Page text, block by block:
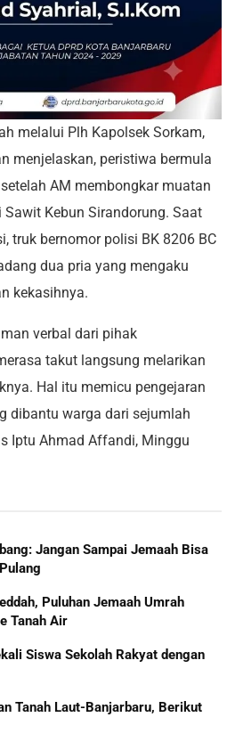
melalui Plh Kapolsek Sorkam,
menjelaskan, peristiwa bermula
AM membongkar muatan
Kebun Sirandorung. Saat
truk bernomor polisi BK 8206 BC
dua pria yang mengaku
kekasihnya.
verbal dari pihak
takut langsung melarikan
Hal itu memicu pengejaran
dibantu warga dari sejumlah
Iptu Ahmad Affandi, Minggu
Jangan Sampai Jemaah Bisa
Puluhan Jemaah Umrah
Tanah Air
Siswa Sekolah Rakyat dengan
Tanah Laut-Banjarbaru, Berikut